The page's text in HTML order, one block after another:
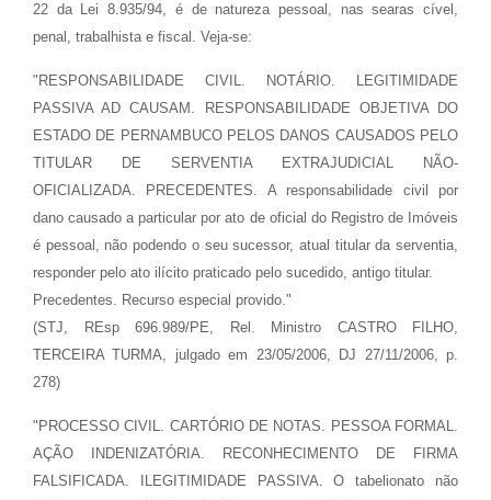
22 da Lei 8.935/94, é de natureza pessoal, nas searas cível,
penal, trabalhista e fiscal. Veja-se:
"RESPONSABILIDADE CIVIL. NOTÁRIO. LEGITIMIDADE
PASSIVA AD CAUSAM. RESPONSABILIDADE OBJETIVA DO
ESTADO DE PERNAMBUCO PELOS DANOS CAUSADOS PELO
TITULAR DE SERVENTIA EXTRAJUDICIAL NÃO-
OFICIALIZADA. PRECEDENTES. A responsabilidade civil por
dano causado a particular por ato de oficial do Registro de Imóveis
é pessoal, não podendo o seu sucessor, atual titular da serventia,
responder pelo ato ilícito praticado pelo sucedido, antigo titular.
Precedentes. Recurso especial provido."
(STJ, REsp 696.989/PE, Rel. Ministro CASTRO FILHO,
TERCEIRA TURMA, julgado em 23/05/2006, DJ 27/11/2006, p.
278)
"PROCESSO CIVIL. CARTÓRIO DE NOTAS. PESSOA FORMAL.
AÇÃO INDENIZATÓRIA. RECONHECIMENTO DE FIRMA
FALSIFICADA. ILEGITIMIDADE PASSIVA. O tabelionato não